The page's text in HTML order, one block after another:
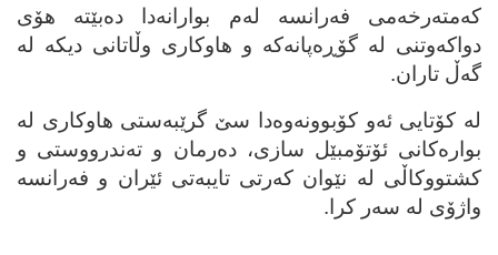
که‌مته‌رخه‌می فه‌رانسه‌ له‌م بوارانه‌دا ده‌بێته‌ هۆی
دواکه‌وتنی له‌ گۆڕه‌پانه‌که‌ و هاوکاری وڵاتانی دیکه‌ له‌
گه‌ڵ تاران.
له‌ کۆتایی ئه‌و کۆبوونه‌وه‌دا سێ گرێبه‌ستی هاوکاری له‌
بواره‌کانی ئۆتۆمبێل سازی، ده‌رمان و ته‌ندرووستی و
کشتووکاڵی له‌ نێوان که‌رتی تایبه‌تی ئێران و فه‌رانسه‌
واژۆی له‌ سه‌ر کرا.‌